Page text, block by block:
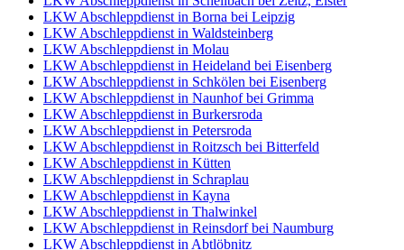
LKW Abschleppdienst in Borna bei Leipzig
LKW Abschleppdienst in Waldsteinberg
LKW Abschleppdienst in Molau
LKW Abschleppdienst in Heideland bei Eisenberg
LKW Abschleppdienst in Schkölen bei Eisenberg
LKW Abschleppdienst in Naunhof bei Grimma
LKW Abschleppdienst in Burkersroda
LKW Abschleppdienst in Petersroda
LKW Abschleppdienst in Roitzsch bei Bitterfeld
LKW Abschleppdienst in Kütten
LKW Abschleppdienst in Schraplau
LKW Abschleppdienst in Kayna
LKW Abschleppdienst in Thalwinkel
LKW Abschleppdienst in Reinsdorf bei Naumburg
LKW Abschleppdienst in Abtlöbnitz